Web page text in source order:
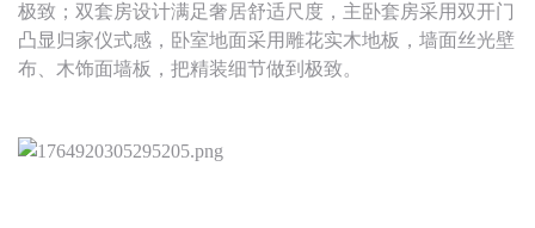
极致；双套房设计满足奢居舒适尺度，主卧套房采用双开门
凸显归家仪式感，卧室地面采用雕花实木地板，墙面丝光壁
布、木饰面墙板，把精装细节做到极致。